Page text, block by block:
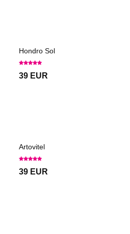
Hondro Sol
39 EUR
Artovitel
39 EUR